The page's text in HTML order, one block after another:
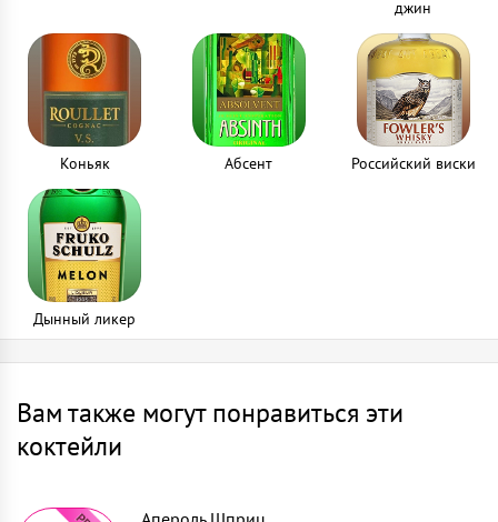
джин
Коньяк Абсент Российский виски
Дынный ликер
Вам также могут понравиться эти
коктейли